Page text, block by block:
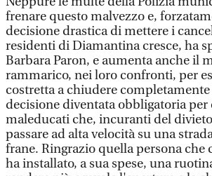
frenare questo malvezzo e,
decisione drastica di mettere i
residenti di Diamantina cresce, ha
Barbara Paron, e aumenta anche il
rammarico, nei loro confronti, per
costretta a chiudere completamente
decisione diventata obbligatoria per
maleducati che, incuranti del
passare ad alta velocità su una
frane. Ringrazio quella persona che
ha installato, a sua spese, una